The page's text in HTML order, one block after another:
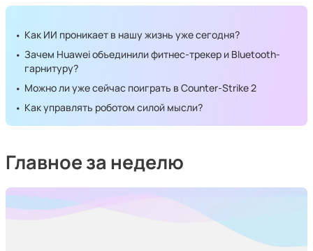
Как ИИ проникает в нашу жизнь уже сегодня?
Зачем Huawei объединили фитнес-трекер и Bluetooth-
гарнитуру?
Можно ли уже сейчас поиграть в Counter-Strike 2
Как управлять роботом силой мысли?
Главное за неделю